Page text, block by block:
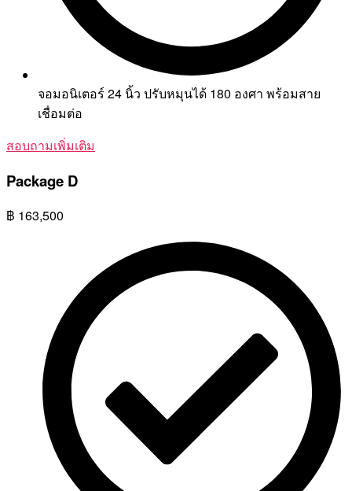
จอมอนิเตอร์ 24 นิ้ว ปรับหมุนได้ 180 องศา พร้อมสาย
เชื่อมต่อ
สอบถามเพิ่มเติม
Package D
฿ 163,500